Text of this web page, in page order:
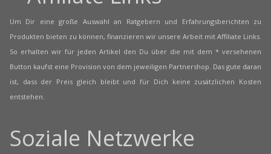
Um Dir eine große Auswahl an Ratgebern und Erfahrungsberichten zu
Produkten bieten zu können, finanzieren wir unsere Arbeit mit Affiliate Links.
So erhalten wir für jeden Artikel den Du über die mit dem * versehenen
Button kaufst eine Provision von dem jeweiligen Partnershop. Das gute daran
ist, dass der Preis gleich bleibt und für Dich keine zusätzlichen Kosten
entstehen.
Soziale Netzwerke